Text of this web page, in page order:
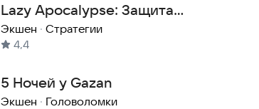
Lazy Apocalypse: Защита
Башни и Базы от Зомби & TD
Экшен · Стратегии
4,4
5 Ночей у Gazan
Экшен · Головоломки